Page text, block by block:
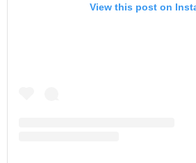
View this post on